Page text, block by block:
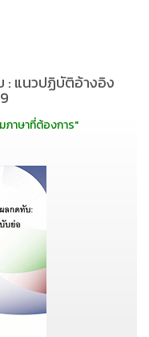
: แนวปฏิบัติอ้างอิง
าษาที่ต้องการ"